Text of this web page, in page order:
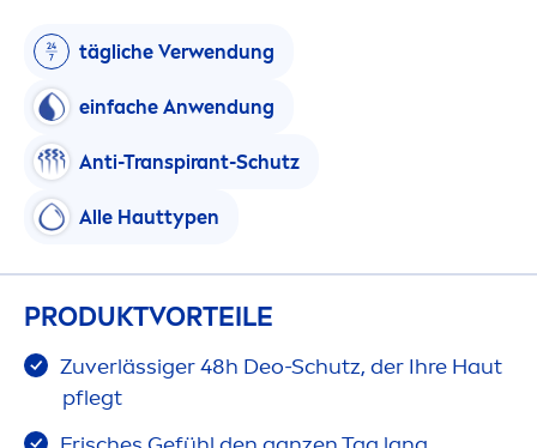
tägliche Verwendung
einfache Anwendung
Anti-Transpirant-Schutz
Alle Hauttypen
PRODUKTVORTEILE
Zuverlässiger 48h Deo-Schutz, der Ihre Haut
pflegt